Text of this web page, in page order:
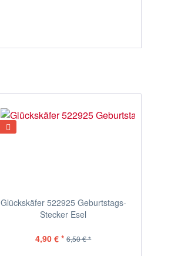
Glückskäfer 522925 Geburtstags-
Stecker Esel
4,90 € * 6,50 € *